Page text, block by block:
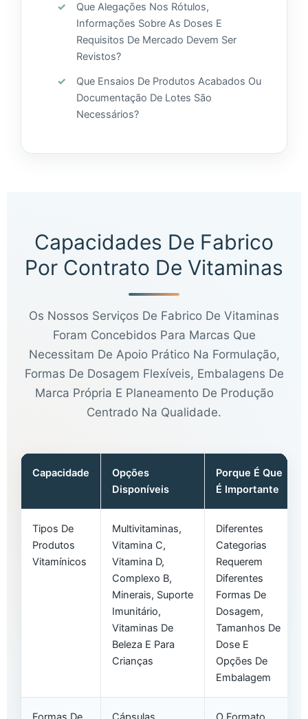
Que Alegações Nos Rótulos,
Informações Sobre As Doses E
Requisitos De Mercado Devem Ser
Revistos?
Que Ensaios De Produtos Acabados Ou
Documentação De Lotes São
Necessários?
Capacidades De Fabrico
Por Contrato De Vitaminas
Os Nossos Serviços De Fabrico De Vitaminas
Foram Concebidos Para Marcas Que
Necessitam De Apoio Prático Na Formulação,
Formas De Dosagem Flexíveis, Embalagens De
Marca Própria E Planeamento De Produção
Centrado Na Qualidade.
Capacidade
Opções
Disponíveis
Porque É Que
É Importante
Tipos De
Produtos
Vitamínicos
Multivitaminas,
Vitamina C,
Vitamina D,
Complexo B,
Minerais, Suporte
Imunitário,
Vitaminas De
Beleza E Para
Crianças
Diferentes
Categorias
Requerem
Diferentes
Formas De
Dosagem,
Tamanhos De
Dose E
Opções De
Embalagem